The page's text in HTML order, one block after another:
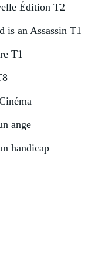
Édition T2
an Assassin T1
T1
ange
handicap